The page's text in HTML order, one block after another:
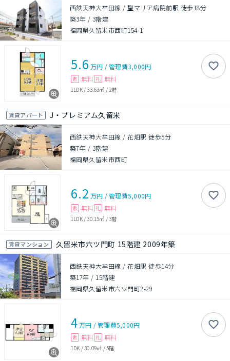
西鉄天神大牟田線 / 聖マリア病院前駅 徒歩18分
築3年 / 3階建
福岡県久留米市西町154-1
5.6 万円 /管理費3,000円
敷 無料 礼 無料
1LDK/33.63㎡ / 2階
賃貸アパート J・プレミアム久留米
西鉄天神大牟田線 / 花畑駅 徒歩5分
築7年 / 3階建
福岡県久留米市西町
6.2 万円 /管理費5,000円
敷 無料 礼 無料
1LDK/30.15㎡ /3階
賃貸マンション 久留米市六ツ門町 15階建 2009年築
西鉄天神大牟田線 / 花畑駅 徒歩14分
築17年 / 15階建
福岡県久留米市六ツ門町2-29
4万円 /管理費5,000円
敷 無料 礼 無料
1DK /30.09㎡ /5階